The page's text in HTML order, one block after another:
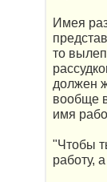
Имея
то
должен
вообще
имя
"Чтобы
работу,